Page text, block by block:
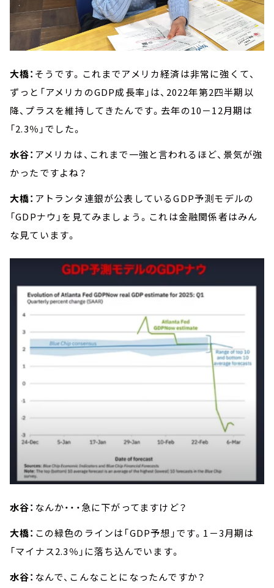
大橋： そうです。これまでアメリカ経済は非常に強くて、
ずっと「アメリカのGDP成長率」は、2022年第2四半期以
降、プラスを維持してきたんです。去年の10－12月期は
「2.3％」でした。
水谷： アメリカは、これまで一強と言われるほど、景気が強
かったですよね？
大橋： アトランタ連銀が公表しているGDP予測モデルの
「GDPナウ」を見てみましょう。これは金融関係者はみん
な見ています。
水谷： なんか・・・急に下がってますけど？
大橋： この緑色のラインは「GDP予想」です。1－3月期は
「マイナス2.3％」に落ち込んでいます。
水谷： なんで、こんなことになったんですか？